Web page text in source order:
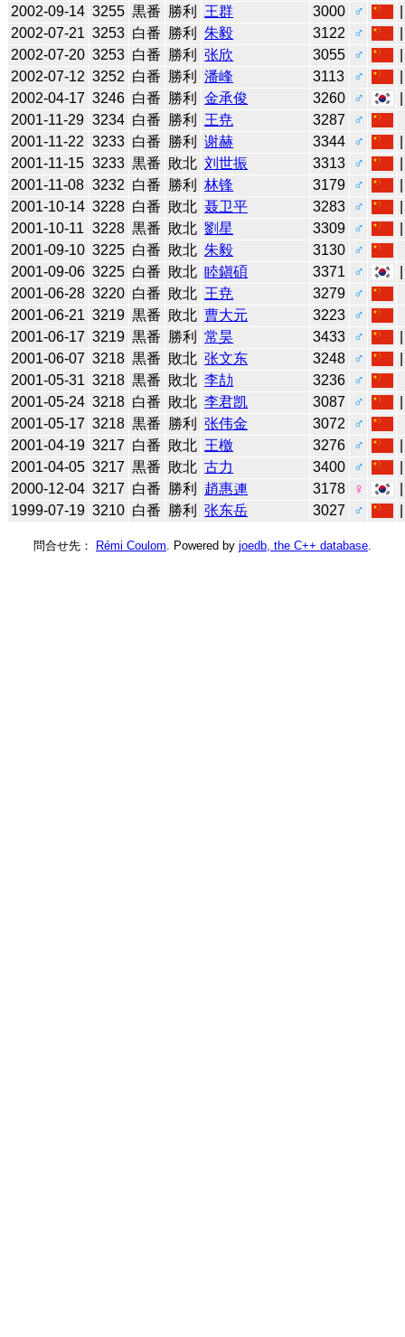
2002-09-14 3255 黒番 勝利 王群 3000 ♂
2002-07-21 3253 白番 勝利 朱毅 3122 ♂
2002-07-20 3253 白番 勝利 张欣 3055 ♂
2002-07-12 3252 白番 勝利 潘峰 3113 ♂
2002-04-17 3246 白番 勝利 金承俊 3260 ♂
2001-11-29 3234 白番 勝利 王尭 3287
♂
2001-11-22 3233 白番 勝利 谢赫 3344 ♂
2001-11-15 3233 黒番 敗北 刘世振 3313 ♂
2001-11-08 3232 白番 勝利 林锋 3179 ♂
2001-10-14 3228 白番 敗北 聂卫平 3283 ♂
2001-10-11 3228 黒番 敗北 劉星 3309 ♂
2001-09-10 3225 白番 敗北 朱毅 3130
♂
2001-09-06 3225 白番 敗北 睦鎭碩 3371 ♂
2001-06-28 3220 白番 敗北 王尭 3279
♂
2001-06-21 3219 黒番 敗北 曹大元 3223
♂
2001-06-17 3219 黒番 勝利 常昊 3433 ♂
2001-06-07 3218 黒番 敗北 张文东 3248 ♂
2001-05-31 3218 黒番 敗北 李劼 3236
♂
2001-05-24 3218 白番 敗北 李君凯 3087 ♂
2001-05-17 3218 黒番 勝利 张伟金 3072
♂
2001-04-19 3217 白番 敗北 王檄 3276 ♂
2001-04-05 3217 黒番 敗北 古力 3400 ♂
2000-12-04 3217 白番 勝利 趙惠連 3178 ♀
1999-07-19 3210 白番 勝利 张东岳 3027 ♂
問合せ先： Rémi Coulom . Powered by joedb, the C++ database